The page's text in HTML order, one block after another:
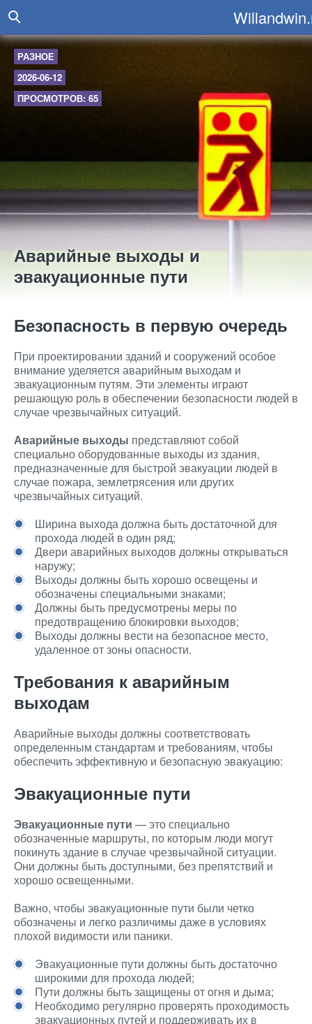
РАЗНОЕ
2026-06-12
ПРОСМОТРОВ: 65
Аварийные выходы и
эвакуационные пути
Безопасность в первую очередь
При проектировании зданий и сооружений особое
внимание уделяется аварийным выходам и
эвакуационным путям. Эти элементы играют
решающую роль в обеспечении безопасности людей в
случае чрезвычайных ситуаций.
Аварийные выходы представляют собой
специально оборудованные выходы из здания,
предназначенные для быстрой эвакуации людей в
случае пожара, землетрясения или других
чрезвычайных ситуаций.
Ширина выхода должна быть достаточной для
прохода людей в один ряд;
Двери аварийных выходов должны открываться
наружу;
Выходы должны быть хорошо освещены и
обозначены специальными знаками;
Должны быть предусмотрены меры по
предотвращению блокировки выходов;
Выходы должны вести на безопасное место,
удаленное от зоны опасности.
Требования к аварийным
выходам
Аварийные выходы должны соответствовать
определенным стандартам и требованиям, чтобы
обеспечить эффективную и безопасную эвакуацию:
Эвакуационные пути
Эвакуационные пути — это специально
обозначенные маршруты, по которым люди могут
покинуть здание в случае чрезвычайной ситуации.
Они должны быть доступными, без препятствий и
хорошо освещенными.
Важно, чтобы эвакуационные пути были четко
обозначены и легко различимы даже в условиях
плохой видимости или паники.
Эвакуационные пути должны быть достаточно
широкими для прохода людей;
Пути должны быть защищены от огня и дыма;
Необходимо регулярно проверять проходимость
эвакуационных путей и поддерживать их в